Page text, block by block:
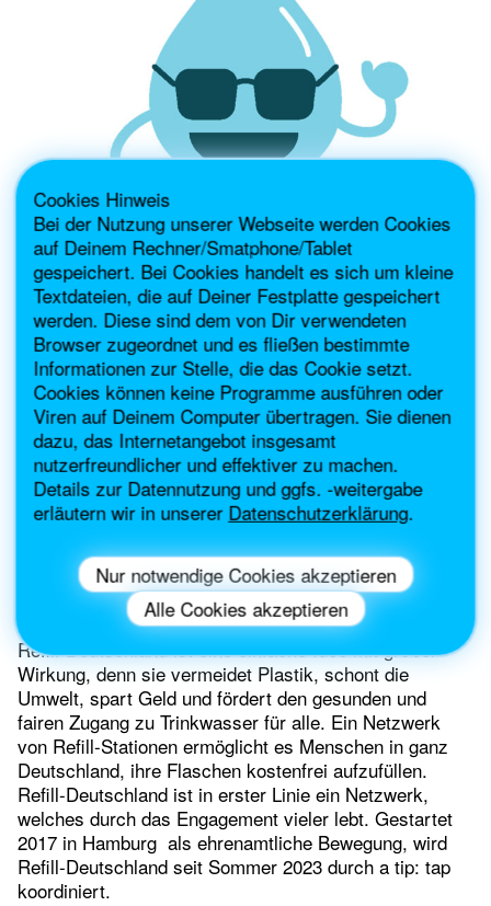
Cookies Hinweis
Bei der Nutzung unserer Webseite werden Cookies
auf Deinem Rechner/Smatphone/Tablet
gespeichert. Bei Cookies handelt es sich um kleine
Textdateien, die auf Deiner Festplatte gespeichert
werden. Diese sind dem von Dir verwendeten
Browser zugeordnet und es fließen bestimmte
Informationen zur Stelle, die das Cookie setzt.
Cookies können keine Programme ausführen oder
Viren auf Deinem Computer übertragen. Sie dienen
dazu, das Internetangebot insgesamt
nutzerfreundlicher und effektiver zu machen.
Details zur Datennutzung und ggfs. -weitergabe
erläutern wir in unserer Datenschutzerklärung.
Nur notwendige Cookies akzeptieren
Alle Cookies akzeptieren
WASSERSPAZIERGANG
15 UHR
Jetzt zum Wasserspaziergang anmelden
Refill-Deutschland ist eine einfache Idee mit großer
Wirkung, denn sie vermeidet Plastik, schont die
Umwelt, spart Geld und fördert den gesunden und
fairen Zugang zu Trinkwasser für alle. Ein Netzwerk
von Refill-Stationen ermöglicht es Menschen in ganz
Deutschland, ihre Flaschen kostenfrei aufzufüllen.
Refill-Deutschland ist in erster Linie ein Netzwerk,
welches durch das Engagement vieler lebt. Gestartet
2017 in Hamburg als ehrenamtliche Bewegung, wird
Refill-Deutschland seit Sommer 2023 durch a tip: tap
koordiniert.